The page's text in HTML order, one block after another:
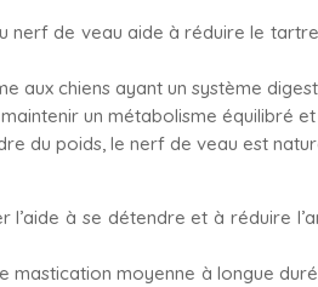
de veau aide à réduire le
chiens ayant un système
un métabolisme équilibré
du poids, le nerf de veau est
à se détendre et à réduire
moyenne à longue